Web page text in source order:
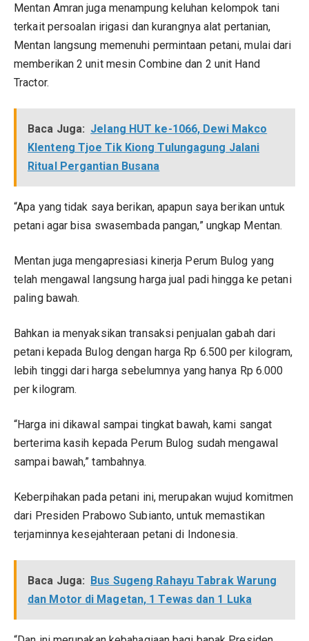
Mentan Amran juga menampung keluhan kelompok tani
terkait persoalan irigasi dan kurangnya alat pertanian,
Mentan langsung memenuhi permintaan petani, mulai dari
memberikan 2 unit mesin Combine dan 2 unit Hand
Tractor.
Baca Juga: Jelang HUT ke-1066, Dewi Makco
Klenteng Tjoe Tik Kiong Tulungagung Jalani
Ritual Pergantian Busana
“Apa yang tidak saya berikan, apapun saya berikan untuk
petani agar bisa swasembada pangan,” ungkap Mentan.
Mentan juga mengapresiasi kinerja Perum Bulog yang
telah mengawal langsung harga jual padi hingga ke petani
paling bawah.
Bahkan ia menyaksikan transaksi penjualan gabah dari
petani kepada Bulog dengan harga Rp 6.500 per kilogram,
lebih tinggi dari harga sebelumnya yang hanya Rp 6.000
per kilogram.
“Harga ini dikawal sampai tingkat bawah, kami sangat
berterima kasih kepada Perum Bulog sudah mengawal
sampai bawah,” tambahnya.
Keberpihakan pada petani ini, merupakan wujud komitmen
dari Presiden Prabowo Subianto, untuk memastikan
terjaminnya kesejahteraan petani di Indonesia.
Baca Juga: Bus Sugeng Rahayu Tabrak Warung
dan Motor di Magetan, 1 Tewas dan 1 Luka